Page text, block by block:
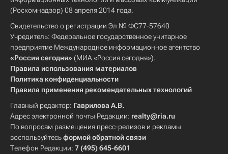
(Роскомнадзор) 08 апреля 2014 года.
Свидетельство о регистрации Эл № ФС77-57640
Учредитель: Федеральное государственное унитарное
предприятие Международное информационное агентство
«Россия сегодня» (МИА «Россия сегодня»).
Правила использования материалов
Политика конфиденциальности
Правила применения рекомендательных технологий
Главный редактор: Гаврилова А.В.
Адрес электронной почты Редакции: realty@ria.ru
По вопросам размещения пресс-релизов и рекламы
воспользуйтесьформой обратной связи
Телефон Редакции: 7 (495) 645-6601